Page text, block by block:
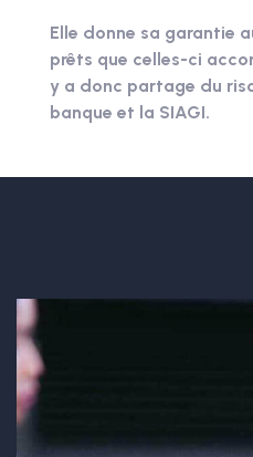
Elle donne sa garantie
prêts que celles-ci
y a donc partage du
banque et la SIAGI.